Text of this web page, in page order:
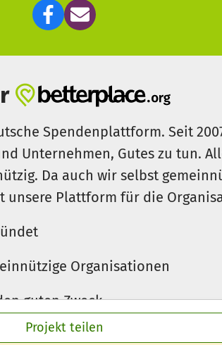
Projekt teilen
Spendenplattform. Seit
Unternehmen, Gutes zu tun.
Da auch wir selbst
Plattform für die
Organisationen
guten Zweck